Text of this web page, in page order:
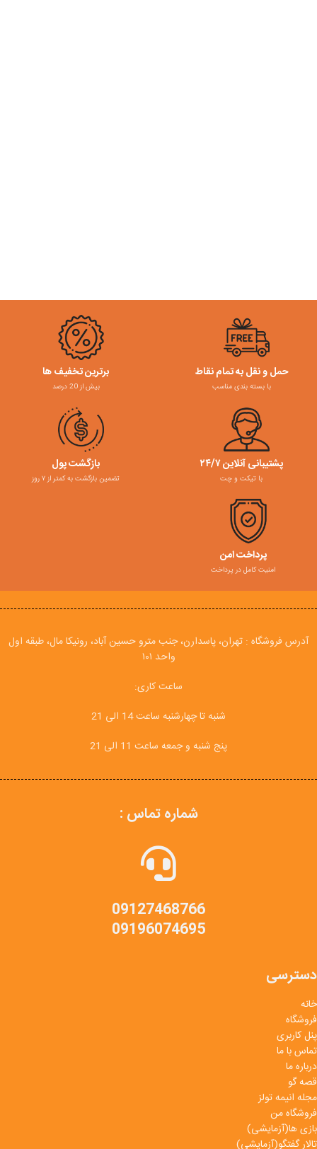
حمل و نقل به تمام نقاط
با بسته بندی مناسب
برترین تخفیف ها
بیش از 20 درصد
پشتیبانی آنلاین ۲۴/۷
با تیکت و چت
بازگشت پول
تضمین بازگشت به کمتر از ۷ روز
پرداخت امن
امنیت کامل در پرداخت
آدرس فروشگاه : تهران، پاسدارن، جنب مترو حسین آباد، رونیکا مال، طبقه اول
واحد ۱۰۱
ساعت کاری:
شنبه تا چهارشنبه ساعت 14 الی 21
پنج شنبه و جمعه ساعت 11 الی 21
شماره تماس :
09127468766
09196074695
دسترسی
خانه
فروشگاه
پنل کاربری
تماس با ما
درباره ما
قصه گو
مجله انیمه تولز
فروشگاه من
بازی ها(آزمایشی)
تالار گفتگو(آزمایشی)